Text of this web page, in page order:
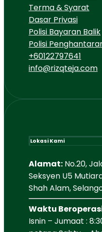
Terma & Syarat
Dasar Privasi
Polisi Bayaran Balik
Polisi
+60122797641
info@rizqteja.com
Lokasi Kami
Alamat: No.20,
Seksyen U5
Shah Alam,
Waktu
Isnin – Jumaat :